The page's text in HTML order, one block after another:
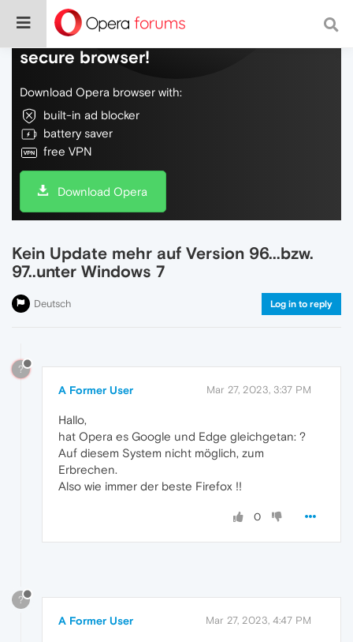
Do more on the web, with a fast and
secure browser!
Download Opera browser with:
built-in ad blocker
battery saver
free VPN
Download Opera
Kein Update mehr auf Version 96...bzw.
97..unter Windows 7
Deutsch Log in to reply
?
A Former User Mar 27, 2023, 3:37 PM
Hallo,
hat Opera es Google und Edge gleichgetan: ?
Auf diesem System nicht möglich, zum
Erbrechen.
Also wie immer der beste Firefox !!
0
?
A Former User Mar 27, 2023, 4:47 PM